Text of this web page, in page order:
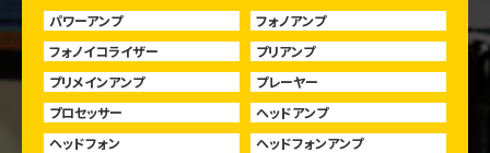
パワーアンプ
フォノアンプ
フォノイコライザー
プリアンプ
プリメインアンプ
プレーヤー
プロセッサー
ヘッドアンプ
ヘッドフォン
ヘッドフォンアンプ